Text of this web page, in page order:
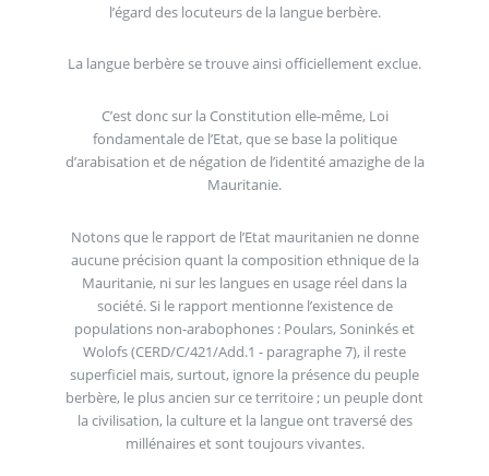
l’égard des locuteurs de la langue berbère.
La langue berbère se trouve ainsi officiellement exclue.
C’est donc sur la Constitution elle-même, Loi
fondamentale de l’Etat, que se base la politique
d’arabisation et de négation de l’identité amazighe de la
Mauritanie.
Notons que le rapport de l’Etat mauritanien ne donne
aucune précision quant la composition ethnique de la
Mauritanie, ni sur les langues en usage réel dans la
société. Si le rapport mentionne l’existence de
populations non-arabophones : Poulars, Soninkés et
Wolofs (CERD/C/421/Add.1 - paragraphe 7), il reste
superficiel mais, surtout, ignore la présence du peuple
berbère, le plus ancien sur ce territoire ; un peuple dont
la civilisation, la culture et la langue ont traversé des
millénaires et sont toujours vivantes.